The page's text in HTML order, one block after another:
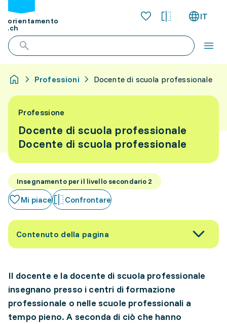
orientamento
.ch
IT
Professioni Docente di scuola professionale
Professione
Docente di scuola professionale
Docente di scuola professionale
Insegnamento per il livello secondario 2
Mi piace Confrontare
Contenuto della pagina
Il docente e la docente di scuola professionale
insegnano presso i centri di formazione
professionale o nelle scuole professionali a
tempo pieno. A seconda di ciò che hanno